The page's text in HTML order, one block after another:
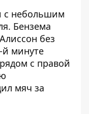
с небольшим
Бензема
без
й минуте
с правой
мяч за